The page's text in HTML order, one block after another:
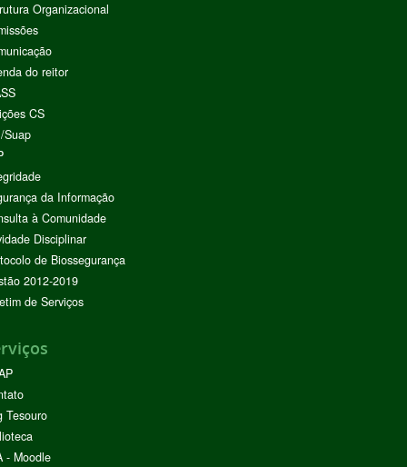
Organizacional
do reitor
CS
Suap
da Informação
à Comunidade
Disciplinar
de Biossegurança
2012-2019
de Serviços
Tesouro
- Moodle